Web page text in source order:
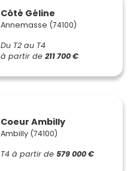
Côté Géline
Annemasse (74100)
Du T2 au T4
à partir de 211 700 €
Coeur Ambilly
Ambilly (74100)
T4 à partir de 579 000 €